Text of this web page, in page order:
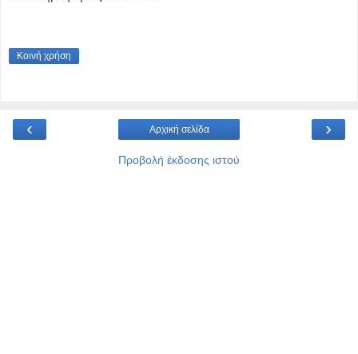
Κοινή χρήση
‹ ›
Αρχική σελίδα
Προβολή έκδοσης ιστού